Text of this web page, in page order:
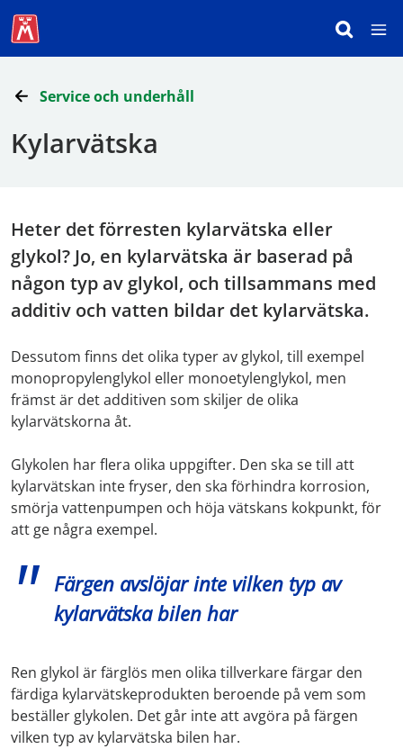
Service och underhåll
Kylarvätska
Heter det förresten kylarvätska eller
glykol? Jo, en kylarvätska är baserad på
någon typ av glykol, och tillsammans med
additiv och vatten bildar det kylarvätska.
Dessutom finns det olika typer av glykol, till exempel
monopropylenglykol eller monoetylenglykol, men
främst är det additiven som skiljer de olika
kylarvätskorna åt.
Glykolen har flera olika uppgifter. Den ska se till att
kylarvätskan inte fryser, den ska förhindra korrosion,
smörja vattenpumpen och höja vätskans kokpunkt, för
att ge några exempel.
Färgen avslöjar inte vilken typ av
kylarvätska bilen har
Ren glykol är färglös men olika tillverkare färgar den
färdiga kylarvätskeprodukten beroende på vem som
beställer glykolen. Det går inte att avgöra på färgen
vilken typ av kylarvätska bilen har.